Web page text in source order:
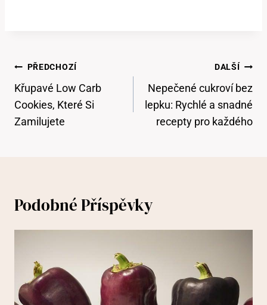
Navigace
Pro
Příspěvek
PŘEDCHOZÍ
Křupavé Low Carb
Cookies, Které Si
Zamilujete
DALŠÍ
Nepečené cukroví bez
lepku: Rychlé a snadné
recepty pro každého
Podobné Příspěvky